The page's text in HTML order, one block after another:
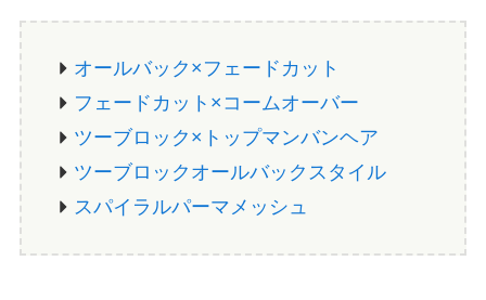
オールバック×フェードカット
フェードカット×コームオーバー
ツーブロック×トップマンバンヘア
ツーブロックオールバックスタイル
スパイラルパーマメッシュ